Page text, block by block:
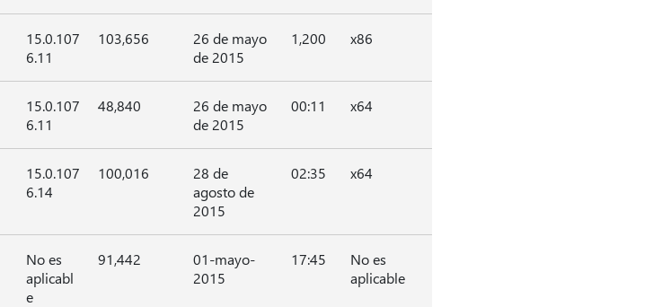
15.0.107
6.11
103,656
26 de mayo
de 2015
1,200 x86
15.0.107
6.11
48,840
26 de mayo
de 2015
00:11 x64
15.0.107
6.14
100,016
28 de
agosto de
2015
02:35 x64
No es
aplicabl
e
91,442
01-mayo-
2015
17:45
No es
aplicable